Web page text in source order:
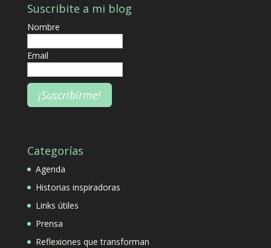
Suscribite a mi blog
Nombre
Email
Categorías
Agenda
Historias inspiradoras
Links útiles
Prensa
Reflexiones que transforman